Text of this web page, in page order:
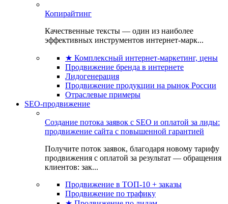
Копирайтинг
Качественные тексты — один из наиболее
эффективных инструментов интернет-марк...
★ Комплексный интернет-маркетинг, цены
Продвижение бренда в интернете
Лидогенерация
Продвижение продукции на рынок России
Отраслевые примеры
SEO-продвижение
Создание потока заявок с SEO и оплатой за лиды:
продвижение сайта с повышенной гарантией
Получите поток заявок, благодаря новому тарифу
продвижения с оплатой за результат — обращения
клиентов: зак...
Продвижение в ТОП-10 + заказы
Продвижение по трафику